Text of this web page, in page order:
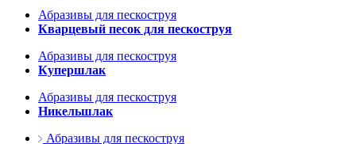
Абразивы для пескоструя
Кварцевый песок для пескоструя
Абразивы для пескоструя
Купершлак
Абразивы для пескоструя
Никельшлак
Абразивы для пескоструя